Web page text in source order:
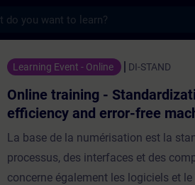
- Standardization in
Learning Event - Online DI-STAND
Online training -
efficiency and error-free
La base de la numérisation est la
processus, des interfaces et des
concerne également les logiciels et